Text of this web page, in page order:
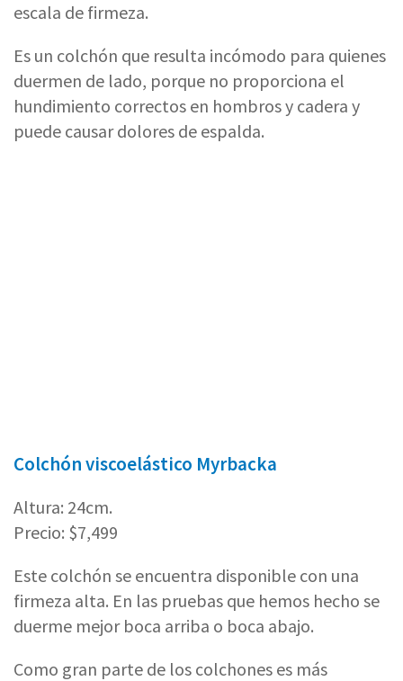
escala de firmeza.
Es un colchón que resulta incómodo para quienes
duermen de lado, porque no proporciona el
hundimiento correctos en hombros y cadera y
puede causar dolores de espalda.
Colchón viscoelástico Myrbacka
Altura: 24cm.
Precio: $7,499
Este colchón se encuentra disponible con una
firmeza alta. En las pruebas que hemos hecho se
duerme mejor boca arriba o boca abajo.
Como gran parte de los colchones es más